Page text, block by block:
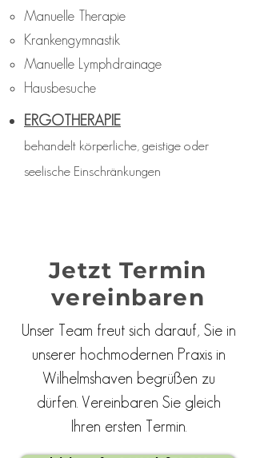
Manuelle Therapie
Krankengymnastik
Manuelle Lymphdrainage
Hausbesuche
ERGOTHERAPIE
behandelt körperliche, geistige oder
seelische Einschränkungen
Jetzt Termin
vereinbaren
Unser Team freut sich darauf, Sie in
unserer hochmodernen Praxis in
Wilhelmshaven begrüßen zu
dürfen. Vereinbaren Sie gleich
Ihren ersten Termin.